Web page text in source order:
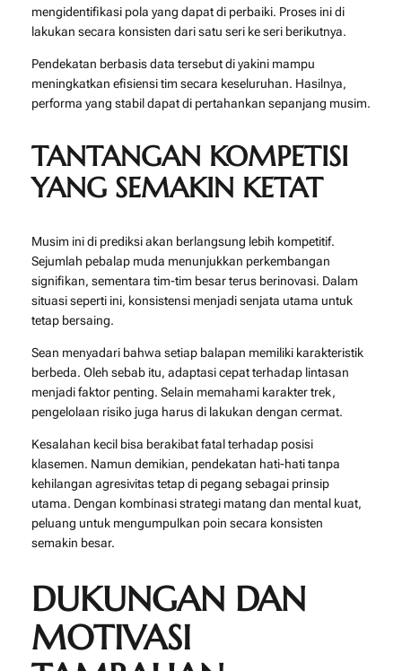
mengidentifikasi pola yang dapat di perbaiki. Proses ini di
lakukan secara konsisten dari satu seri ke seri berikutnya.
Pendekatan berbasis data tersebut di yakini mampu
meningkatkan efisiensi tim secara keseluruhan. Hasilnya,
performa yang stabil dapat di pertahankan sepanjang musim.
TANTANGAN KOMPETISI
YANG SEMAKIN KETAT
Musim ini di prediksi akan berlangsung lebih kompetitif.
Sejumlah pebalap muda menunjukkan perkembangan
signifikan, sementara tim-tim besar terus berinovasi. Dalam
situasi seperti ini, konsistensi menjadi senjata utama untuk
tetap bersaing.
Sean menyadari bahwa setiap balapan memiliki karakteristik
berbeda. Oleh sebab itu, adaptasi cepat terhadap lintasan
menjadi faktor penting. Selain memahami karakter trek,
pengelolaan risiko juga harus di lakukan dengan cermat.
Kesalahan kecil bisa berakibat fatal terhadap posisi
klasemen. Namun demikian, pendekatan hati-hati tanpa
kehilangan agresivitas tetap di pegang sebagai prinsip
utama. Dengan kombinasi strategi matang dan mental kuat,
peluang untuk mengumpulkan poin secara konsisten
semakin besar.
DUKUNGAN DAN
MOTIVASI